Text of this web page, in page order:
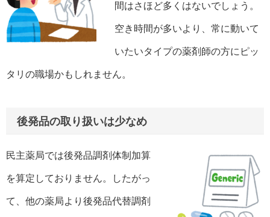
間はさほど多くはないでしょう。
空き時間が多いより、常に動いて
いたいタイプの薬剤師の方にピッ
タリの職場かもしれません。
後発品の取り扱いは少なめ
民主薬局では後発品調剤体制加算
を算定しておりません。したがっ
て、他の薬局より後発品代替調剤